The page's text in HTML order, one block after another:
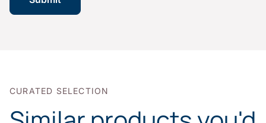
CURATED SELECTION